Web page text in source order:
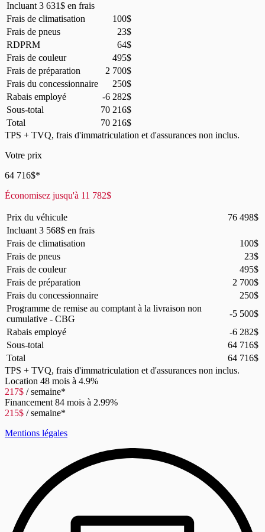
Incluant 3 631$ en frais
Frais de climatisation
100$
Frais de pneus
23$
RDPRM
64$
Frais de couleur
495$
Frais de préparation
2 700$
Frais du concessionnaire
250$
Rabais employé
-6 282$
Sous-total
70 216$
Total
70 216$
TPS + TVQ, frais d'immatriculation et d'assurances non inclus.
Votre prix
64 716$*
Économisez jusqu'à 11 782$
Prix du véhicule 76 498$
Incluant 3 568$ en frais
Frais de climatisation
100$
Frais de pneus
23$
Frais de couleur
495$
Frais de préparation
2 700$
Frais du concessionnaire
250$
Programme de remise au comptant à la livraison non
cumulative - CBG
-5 500$
Rabais employé
-6 282$
Sous-total
64 716$
Total
64 716$
TPS + TVQ, frais d'immatriculation et d'assurances non inclus.
Location 48 mois à 4.9%
217$ / semaine*
Financement 84 mois à 2.99%
215$ / semaine*
Mentions légales